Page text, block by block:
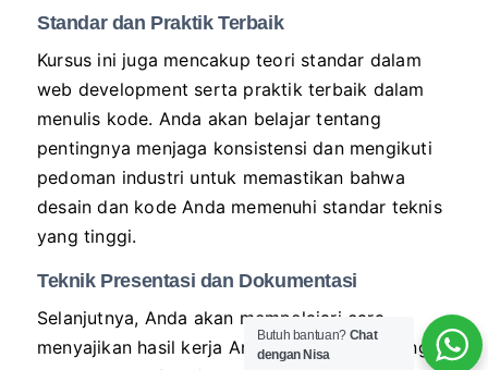
Standar dan Praktik Terbaik
Kursus ini juga mencakup teori standar dalam
web development serta praktik terbaik dalam
menulis kode. Anda akan belajar tentang
pentingnya menjaga konsistensi dan mengikuti
pedoman industri untuk memastikan bahwa
desain dan kode Anda memenuhi standar teknis
yang tinggi.
Teknik Presentasi dan Dokumentasi
Selanjutnya, Anda akan mempelajari cara
menyajikan hasil kerja Anda dengan cara yang
Butuh bantuan? Chat
dengan Nisa